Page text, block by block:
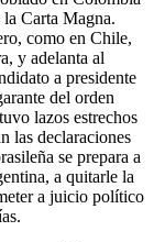
Carta Magna.
como en Chile,
y adelanta al
a presidente
del orden
lazos estrechos
las declaraciones
se prepara a
a quitarle la
a juicio político